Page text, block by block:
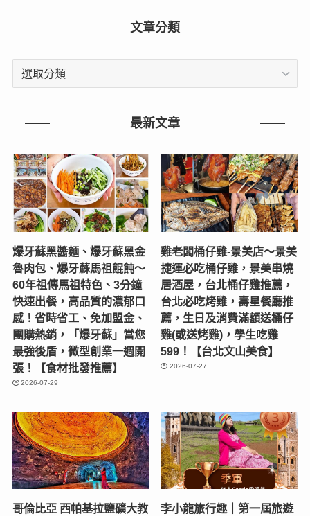
文章分類
文
最新文章
爆牙蘇黑醬麵、爆牙蘇黑金
魯肉包、爆牙蘇馬祖餛飩～
60年祖傳馬祖特色、3分鐘
快速出餐，高品質的濃郁口
感！省時省工、免加盟金、
團購熱銷，「爆牙蘇」當您
最強後盾，微型創業一週開
張！【食材批發推薦】
2026-07-29
雞老闆桶仔雞-景美店〜景美
捷運必吃桶仔雞，景美串燒
居酒屋，台北桶仔雞推薦，
台北必吃烤雞，壽星餐廳推
薦，生日及消費滿額送桶仔
雞(或送烤雞)，學生吃雞
599！【台北文山美食】
2026-07-27
哥倫比亞 西帕基拉鹽礦大教 李小龍旅行趣｜第一屆旅遊